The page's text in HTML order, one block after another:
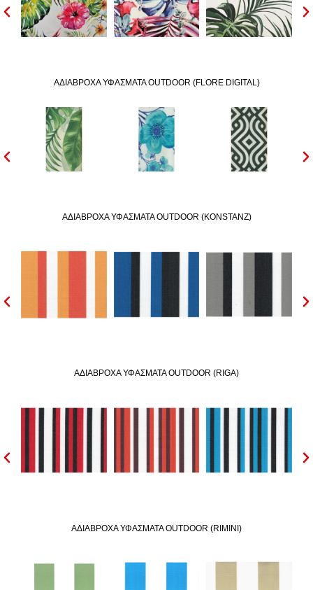
ΑΔIΑΒΡΟΧΑ ΥΦΑΣΜΑΤΑ OUTDOOR (FLORE DIGITAL)
ΑΔIΑΒΡΟΧΑ ΥΦΑΣΜΑΤΑ OUTDOOR (KONSTANZ)
ΑΔIΑΒΡΟΧΑ ΥΦΑΣΜΑΤΑ OUTDOOR (RIGA)
ΑΔIΑΒΡΟΧΑ ΥΦΑΣΜΑΤΑ OUTDOOR (RIMINI)